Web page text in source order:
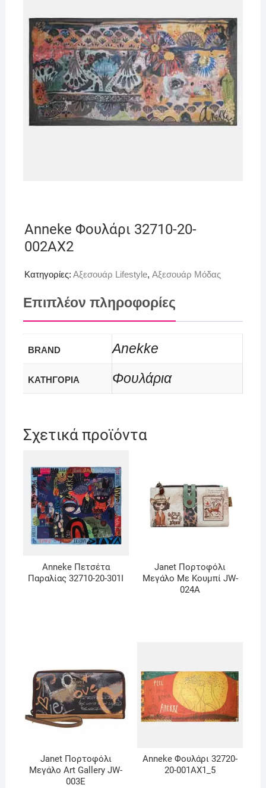
Anneke Φουλάρι 32710-20-
002AX2
Κατηγορίες: Αξεσουάρ Lifestyle, Αξεσουάρ Μόδας
Επιπλέον πληροφορίες
BRAND Anekke
ΚΑΤΗΓΟΡΙΑ Φουλάρια
Σχετικά προϊόντα
Anneke Πετσέτα
Παραλίας 32710-20-301I
Janet Πορτοφόλι
Μεγάλο Με Κουμπί JW-
024A
Janet Πορτοφόλι
Μεγάλο Art Gallery JW-
003E
Anneke Φουλάρι 32720-
20-001AX1_5